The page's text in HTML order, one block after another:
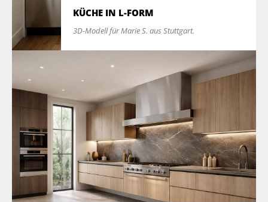
KÜCHE IN L-FORM
3D-Modell für Marie S. aus Stuttgart.